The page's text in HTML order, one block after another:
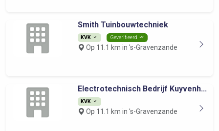
Smith Tuinbouwtechniek
KVK Geverifieerd
Op 11.1 km in 's-Gravenzande
Electrotechnisch Bedrijf Kuyvenh...
KVK
Op 11.1 km in 's-Gravenzande